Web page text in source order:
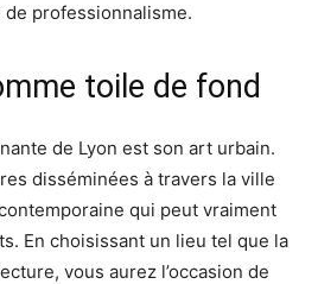
professionnalisme.
toile de fond
de Lyon est son art urbain.
disséminées à travers la ville
qui peut vraiment
En choisissant un lieu tel que la
vous aurez l’occasion de